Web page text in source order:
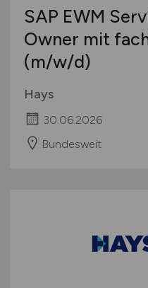
SAP EWM
Owner mit
(m/w/d)
Hays
30.06.2026
Bundesweit